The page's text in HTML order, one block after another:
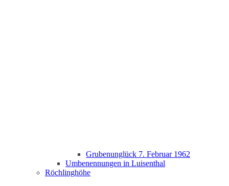
Grubenunglück 7. Februar 1962
Umbenennungen in Luisenthal
Röchlinghöhe